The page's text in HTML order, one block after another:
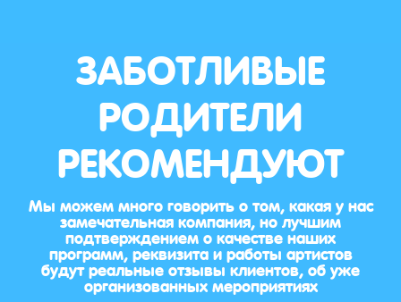
ЗАБОТЛИВЫЕ
РОДИТЕЛИ
РЕКОМЕНДУЮТ
Мы можем много говорить о том, какая у нас
замечательная компания, но лучшим
подтверждением о качестве наших
программ, реквизита и работы артистов
будут реальные отзывы клиентов, об уже
организованных мероприятиях